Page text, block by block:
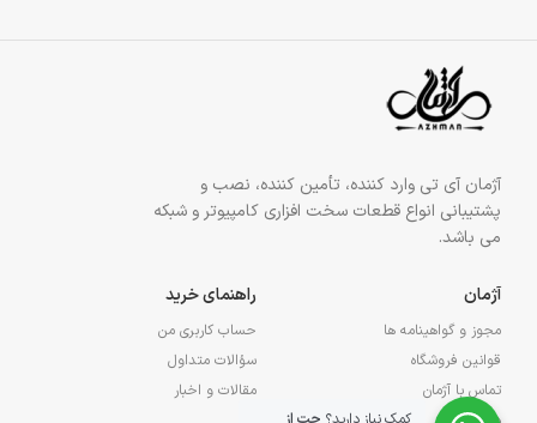
آژمان آی تی وارد کننده، تأمین کننده، نصب و
پشتیبانی انواع قطعات سخت افزاری کامپیوتر و شبکه
می باشد.
آژمان
مجوز و گواهینامه ها
قوانین فروشگاه
تماس با آژمان
راهنمای خرید
حساب کاربری من
سؤالات متداول
مقالات و اخبار